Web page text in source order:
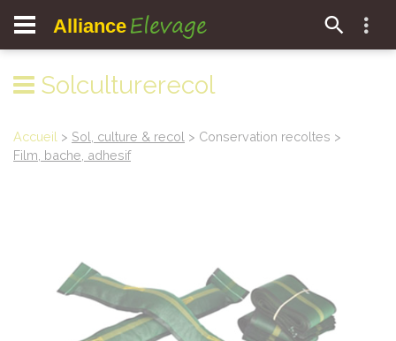
Alliance Elevage
Solculturerecol
Accueil > Sol, culture & recol > Conservation recoltes >
Film, bache, adhesif